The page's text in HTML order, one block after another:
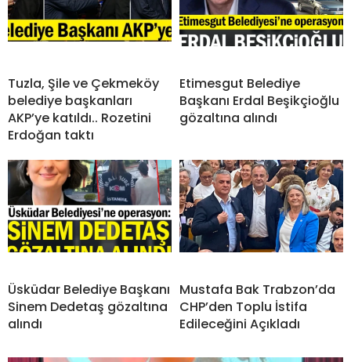
Tuzla, Şile ve Çekmeköy
belediye başkanları
AKP’ye katıldı.. Rozetini
Erdoğan taktı
Etimesgut Belediye
Başkanı Erdal Beşikçioğlu
gözaltına alındı
Üsküdar Belediye Başkanı
Sinem Dedetaş gözaltına
alındı
Mustafa Bak Trabzon’da
CHP’den Toplu İstifa
Edileceğini Açıkladı